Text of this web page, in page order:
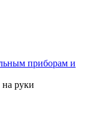
приборам и
на руки